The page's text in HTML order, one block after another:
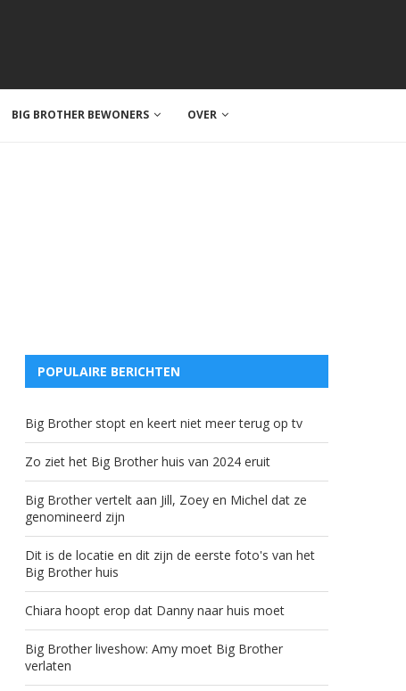
BIG BROTHER BEWONERS OVER
POPULAIRE BERICHTEN
Big Brother stopt en keert niet meer terug op tv
Zo ziet het Big Brother huis van 2024 eruit
Big Brother vertelt aan Jill, Zoey en Michel dat ze
genomineerd zijn
Dit is de locatie en dit zijn de eerste foto's van het
Big Brother huis
Chiara hoopt erop dat Danny naar huis moet
Big Brother liveshow: Amy moet Big Brother
verlaten